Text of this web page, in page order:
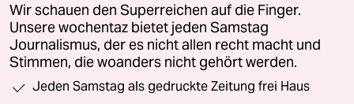
Wir schauen den Superreichen auf die Finger.
Unsere wochentaz bietet jeden Samstag
Journalismus, der es nicht allen recht macht und
Stimmen, die woanders nicht gehört werden.
Jeden Samstag als gedruckte Zeitung frei Haus